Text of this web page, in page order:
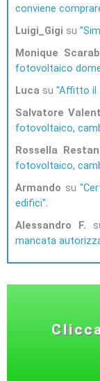
conviene
Luigi_Gigi su
Monique
fotovoltaico
Luca su Affitto il
Salvatore
fotovoltaico,
Rossella
fotovoltaico,
Armando su
edifici
Alessandro F.
mancata